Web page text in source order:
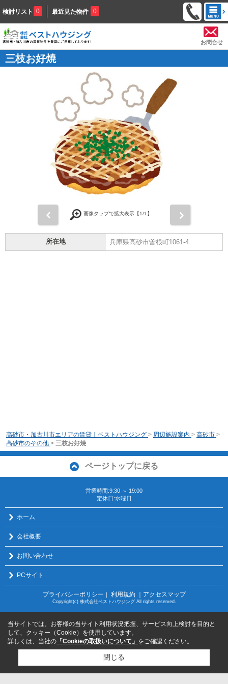
検討リスト 0 最近見た物件 0
お問合せ
三枝お好焼
画像タップで拡大表示【1/1】
所在地 兵庫県高砂市曽根町1061-4
高砂市・加古川市エリアの賃貸｜ベストハウジング > 周辺施設案内 > 高砂市 >
高砂市のその他 > 三枝お好焼
ページトップに戻る
営業時間:9:30 ～ 19:00
定休日:水曜日
ホーム
会社概要
お問い合わせ
PCサイト
プライバシーポリシー ｜ 利用規約 ｜アクセスマップ
Copyright(c) 株式会社ベストハウジング All rights reserved.
当サイトでは、お客様の当サイト利用状況把握、サービス向上検討を目的と
して、クッキー（Cookie）を使用しています。
詳しくは、当社の 「Cookieの取扱いについて」 をご確認ください。
閉じる